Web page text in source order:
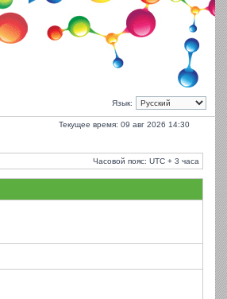
Язык:
Текущее время: 09 авг 2026 14:30
Часовой пояс: UTC + 3 часа